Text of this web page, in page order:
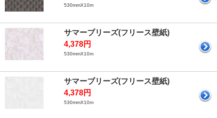
530mmX10m
サマーブリーズ(フリース壁紙)
4,378円
530mmX10m
サマーブリーズ(フリース壁紙)
4,378円
530mmX10m